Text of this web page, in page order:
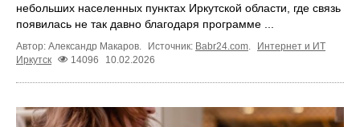
небольших населенных пунктах Иркутской области, где связь
появилась не так давно благодаря программе ...
Автор: Александр Макаров. Источник: Babr24.com.
Интернет и ИТ
Иркутск
14096 10.02.2026